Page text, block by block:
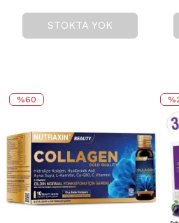
STOKTA YOK
%60